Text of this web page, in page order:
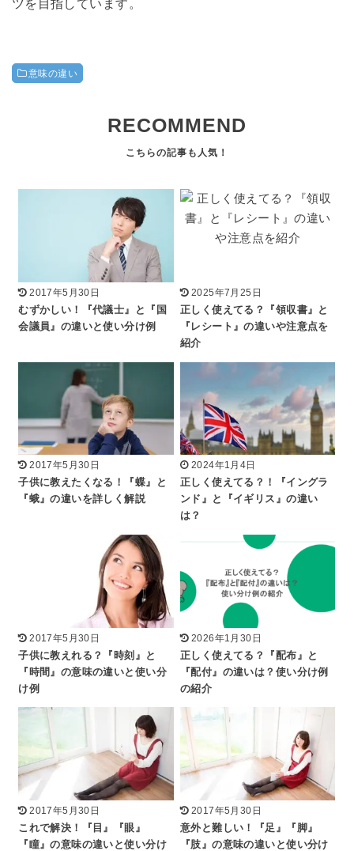
ツを目指しています。
意味の違い
RECOMMEND
2017年5月30日
むずかしい！『代議士』と『国
会議員』の違いと使い分け例
2025年7月25日
正しく使えてる？『領収書』と
『レシート』の違いや注意点を
紹介
2017年5月30日
子供に教えたくなる！『蝶』と
『蛾』の違いを詳しく解説
2024年1月4日
正しく使えてる？！『イングラ
ンド』と『イギリス』の違い
は？
2017年5月30日
子供に教えれる？『時刻』と
『時間』の意味の違いと使い分
け例
2026年1月30日
正しく使えてる？『配布』と
『配付』の違いは？使い分け例
の紹介
2017年5月30日
これで解決！『目』『眼』
『瞳』の意味の違いと使い分け
2017年5月30日
意外と難しい！『足』『脚』
『肢』の意味の違いと使い分け